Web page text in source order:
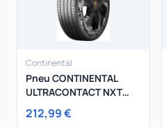
Continental
Pneu CONTINENTAL
ULTRACONTACT NXT
235/45R20 100V
212,99 €